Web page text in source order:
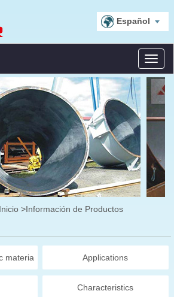
Español
>Información de Productos
materia Applications
Characteristics